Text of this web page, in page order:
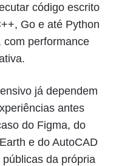
código escrito
Go e até Python
com performance
já dependem
antes
do Figma, do
e do AutoCAD
da própria